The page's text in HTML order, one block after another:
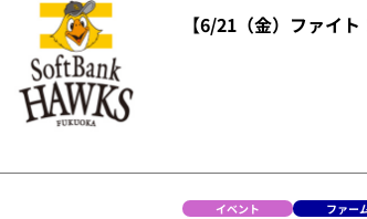
【6/21（金）ファイ
イベント ファー